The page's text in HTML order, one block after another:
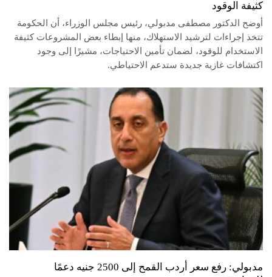
كثيفة الوقود
أوضح الدكتور مصطفى مدبولي، رئيس مجلس الوزراء، أن الحكومة
تتخذ إجراءات لترشيد الاستهلاك، منها إبطاء بعض المشروعات كثيفة
الاستخدام للوقود، لضمان تأمين الاحتياجات، مشيرًا إلى وجود
اكتشافات غازية جديدة ستدعم الاحتياطي.
مدبولي: رفع سعر أردب القمح إلى 2500 جنيه دعمًا